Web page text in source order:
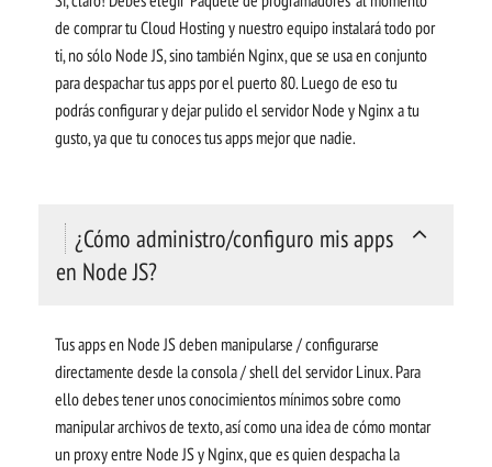
de comprar tu Cloud Hosting y nuestro equipo instalará todo por
ti, no sólo Node JS, sino también Nginx, que se usa en conjunto
para despachar tus apps por el puerto 80. Luego de eso tu
podrás configurar y dejar pulido el servidor Node y Nginx a tu
gusto, ya que tu conoces tus apps mejor que nadie.
¿Cómo administro/configuro mis apps
en Node JS?
Tus apps en Node JS deben manipularse / configurarse
directamente desde la consola / shell del servidor Linux. Para
ello debes tener unos conocimientos mínimos sobre como
manipular archivos de texto, así como una idea de cómo montar
un proxy entre Node JS y Nginx, que es quien despacha la